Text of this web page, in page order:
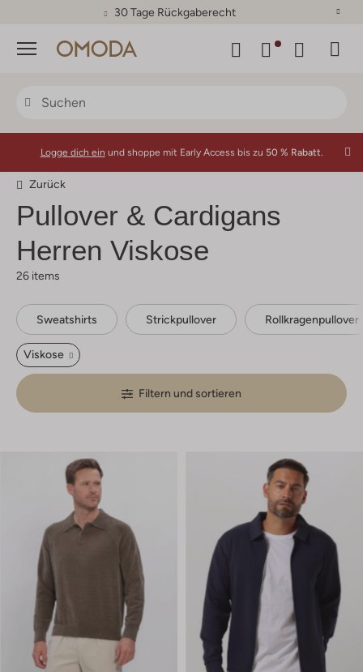
30 Tage Rückgaberecht
Menü
Logge dich ein und shoppe mit Early Access bis zu 50 % Rabatt.
Zurück
Pullover & Cardigans
Herren Viskose
26 items
Sweatshirts Strickpullover Rollkragenpullover
Viskose
Filtern und sortieren